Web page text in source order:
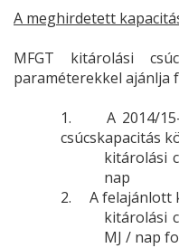
A meghirdetett
MFGT kitárolási
paraméterekkel ajánlja
1. A 2014/
csúcskapacitás
kitárolási
nap
2.A felajánlott
kitárolási
MJ / nap